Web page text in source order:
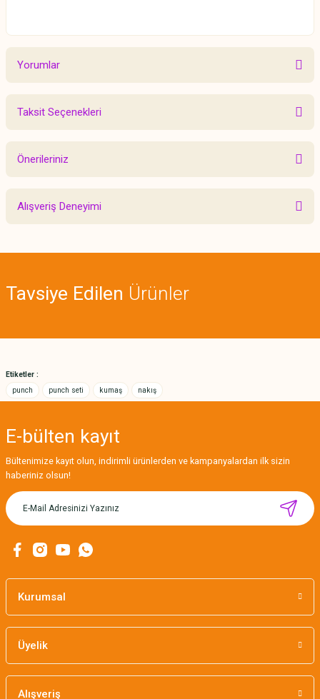
Yorumlar
Taksit Seçenekleri
Önerileriniz
Bu ürünün fiyat bilgisi, resim, ürün açıklamalarında ve diğer konularda
yetersiz gördüğünüz noktaları öneri formunu kullanarak tarafımıza
Ürün açıklamasında eksik bilgiler bulunuyor.
Alışveriş Deneyimi
Tavsiye Edilen Ürünler
CÂLIN NAKIŞ KASNAĞI 4'LÜ UZATMA KİTİ BEYAZ/
Etiketler :
punch
punch seti kumaş nakış
E-bülten kayıt
Bültenimize kayıt olun, indirimli ürünlerden ve kampanyalardan ilk sizin
haberiniz olsun!
Kurumsal
Üyelik
Alışveriş